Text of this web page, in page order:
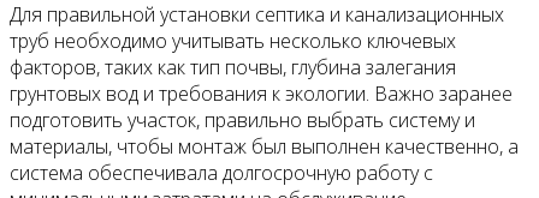
Для правильной установки септика и канализационных
труб необходимо учитывать несколько ключевых
факторов, таких как тип почвы, глубина залегания
грунтовых вод и требования к экологии. Важно заранее
подготовить участок, правильно выбрать систему и
материалы, чтобы монтаж был выполнен качественно, а
система обеспечивала долгосрочную работу с